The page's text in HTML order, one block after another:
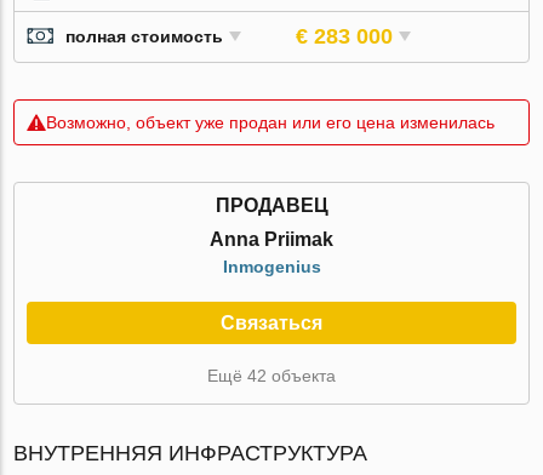
полная стоимость € 283 000
Возможно, объект уже продан или его цена изменилась
ПРОДАВЕЦ
Anna Priimak
Inmogenius
Связаться
Ещё 42 объекта
ВНУТРЕННЯЯ ИНФРАСТРУКТУРА